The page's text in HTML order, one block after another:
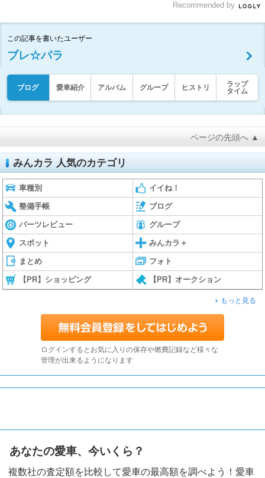
Recommended by
この記事を書いたユーザー
ブレ☆パラ
ブログ 愛車紹介 アルバム グループ ヒストリ
ラップ
タイム
ページの先頭へ ▲
みんカラ 人気のカテゴリ
車種別 イイね！
整備手帳 ブログ
パーツレビュー グループ
スポット みんカラ＋
まとめ フォト
【PR】ショッピング 【PR】オークション
もっと見る
ログインするとお気に入りの保存や燃費記録など様々な
管理が出来るようになります
あなたの愛車、今いくら？
複数社の査定額を比較して愛車の最高額を調べよう！愛車